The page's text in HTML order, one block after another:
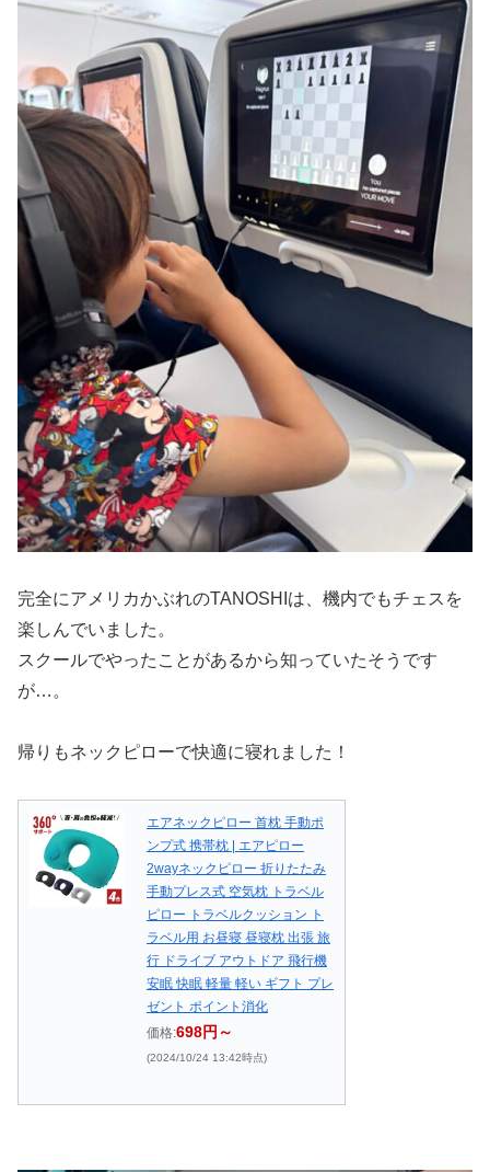
完全にアメリカかぶれのTANOSHIは、機内でもチェスを
楽しんでいました。
スクールでやったことがあるから知っていたそうです
が…。
帰りもネックピローで快適に寝れました！
エアネックピロー 首枕 手動ポ
ンプ式 携帯枕 | エアピロー
2wayネックピロー 折りたたみ
手動プレス式 空気枕 トラベル
ピロー トラベルクッション ト
ラベル用 お昼寝 昼寝枕 出張 旅
行 ドライブ アウトドア 飛行機
安眠 快眠 軽量 軽い ギフト プレ
ゼント ポイント消化
価格:698円～
(2024/10/24 13:42時点)